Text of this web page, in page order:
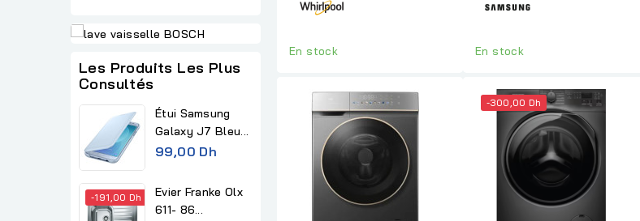
Les Produits Les Plus
Consultés
Étui Samsung
Galaxy J7 Bleu...
99,00 Dh
-191,00 Dh
Evier Franke Olx
611- 86...
En stock En stock
-300,00 Dh